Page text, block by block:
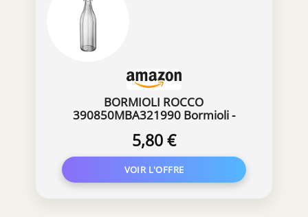
BORMIOLI ROCCO
390850MBA321990 Bormioli -
Transparente, 8,9 x 30,6 cm
5,80 €